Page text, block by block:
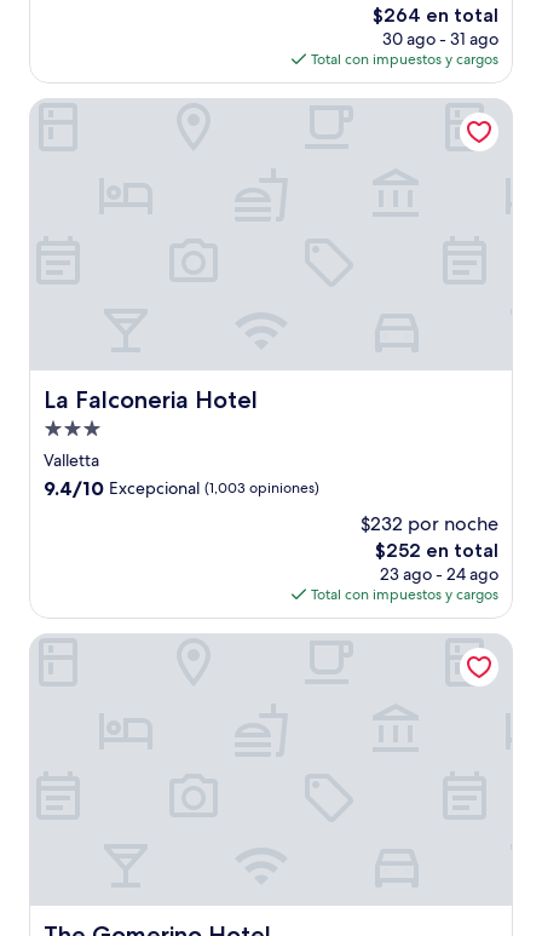
El
precio
actual
es
de
$264 en total
30 ago - 31 ago
Total con impuestos y cargos
La Falconeria Hotel
La Falconeria Hotel
Propiedad
de
3.0
Valletta
9.4
9.4/10 Excepcional (1,003 opiniones)
$232 por noche
El
precio
actual
es
de
$252 en total
23 ago - 24 ago
Total con impuestos y cargos
La Falconeria Hotel
The Gomerino Hotel